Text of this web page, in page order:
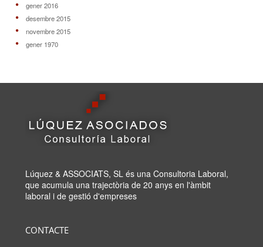
gener 2016
desembre 2015
novembre 2015
gener 1970
Lúquez & ASSOCIATS, SL és una Consultoria Laboral,
que acumula una trajectòria de 20 anys en l'àmbit
laboral i de gestió d'empreses
CONTACTE